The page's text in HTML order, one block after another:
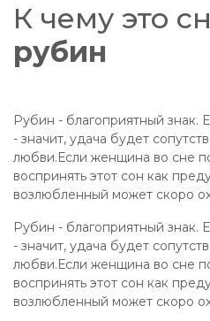
К чему это
рубин
Рубин - благоприятный знак.
- значит, удача будет
любви.Если женщина во сне
воспринять этот сон как
возлюбленный может скоро
Рубин - благоприятный знак.
- значит, удача будет
любви.Если женщина во сне
воспринять этот сон как
возлюбленный может скоро